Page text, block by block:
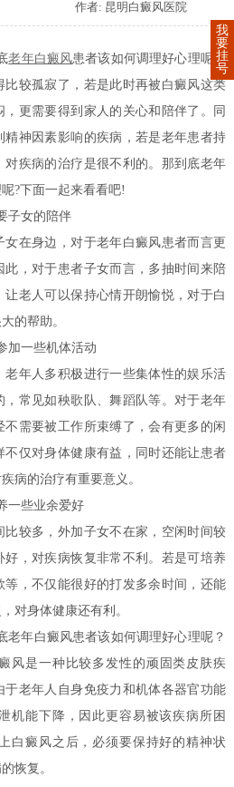
作者: 昆明白癜风医院
老年白癜风患者该如何调理好心理呢？
比较孤寂了，若是此时再被白癜风这类
更需要得到家人的关心和陪伴了。同
精神因素影响的疾病，若是老年患者持
疾病的治疗是很不利的。那到底老年
?下面一起来看看吧!
女的陪伴
在身边，对于老年白癜风患者而言更
此，对于患者子女而言，多抽时间来陪
老人可以保持心情开朗愉悦，对于白
的帮助。
一些机体活动
年人多积极进行一些集体性的娱乐活
常见如秧歌队、舞蹈队等。对于老年
需要被工作所束缚了，会有更多的闲
不仅对身体健康有益，同时还能让患者
病的治疗有重要意义。
些业余爱好
较多，外加子女不在家，空闲时间较
好，对疾病恢复非常不利。若是可培养
，不仅能很好的打发多余时间，还能
对身体健康还有利。
年白癜风患者该如何调理好心理呢？
风是一种比较多发性的顽固类皮肤疾
老年人自身免疫力和机体各器官功能
机能下降，因此更容易被该疾病所困
白癜风之后，必须要保持好的精神状
恢复。
我
要
挂
号